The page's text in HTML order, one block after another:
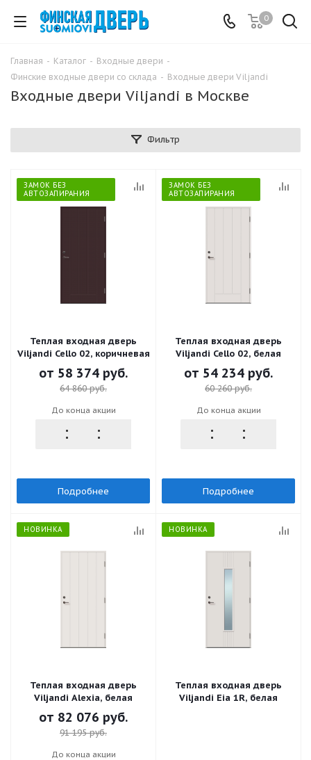
0
Главная - Каталог - Входные двери -
Финские входные двери со склада - Входные двери Viljandi
Входные двери Viljandi в Москве
Фильтр
ЗАМОК БЕЗ
АВТОЗАПИРАНИЯ
Теплая входная дверь
Viljandi Cello 02, коричневая
от 58 374 руб.
64 860 руб.
До конца акции
Подробнее
ЗАМОК БЕЗ
АВТОЗАПИРАНИЯ
Теплая входная дверь
Viljandi Cello 02, белая
от 54 234 руб.
60 260 руб.
До конца акции
Подробнее
НОВИНКА
Теплая входная дверь
Viljandi Alexia, белая
от 82 076 руб.
91 195 руб.
До конца акции
НОВИНКА
Теплая входная дверь
Viljandi Eia 1R, белая